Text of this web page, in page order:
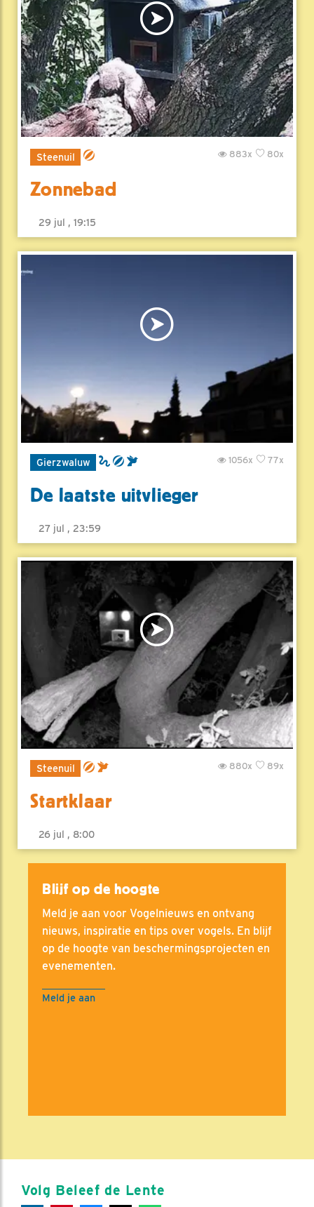
Steenuil 80x
883x
Zonnebad
29 jul , 19:15
Gierzwaluw 77x
1056x
De laatste uitvlieger
27 jul , 23:59
Steenuil 89x
880x
Startklaar
26 jul , 8:00
Blijf op de hoogte
Meld je aan voor Vogelnieuws en ontvang
nieuws, inspiratie en tips over vogels. En blijf
op de hoogte van beschermingsprojecten en
evenementen.
Meld je aan
Volg Beleef de Lente